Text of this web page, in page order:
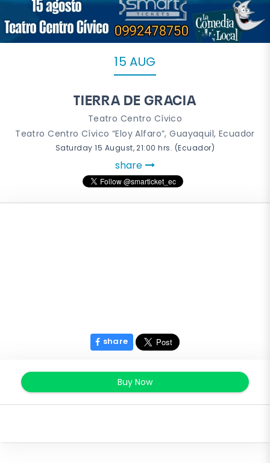
15 AUG
TIERRA DE GRACIA
Teatro Centro Cívico
Teatro Centro Cívico “Eloy Alfaro”, Guayaquil, Ecuador
Saturday 15 August, 21:00 hrs. (Ecuador)
share
share
Buy Now